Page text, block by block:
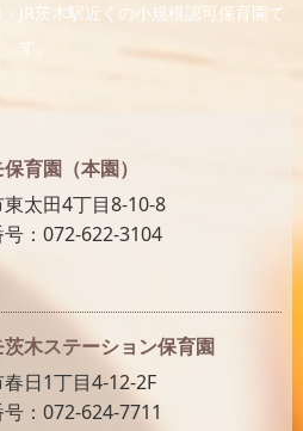
JR茨木駅近くの小規模認可保育園で
す。
育園（本園）
太田4丁目8-10-8
：072-622-3104
茨木ステーション保育園
日1丁目4-12-2F
：072-624-7711